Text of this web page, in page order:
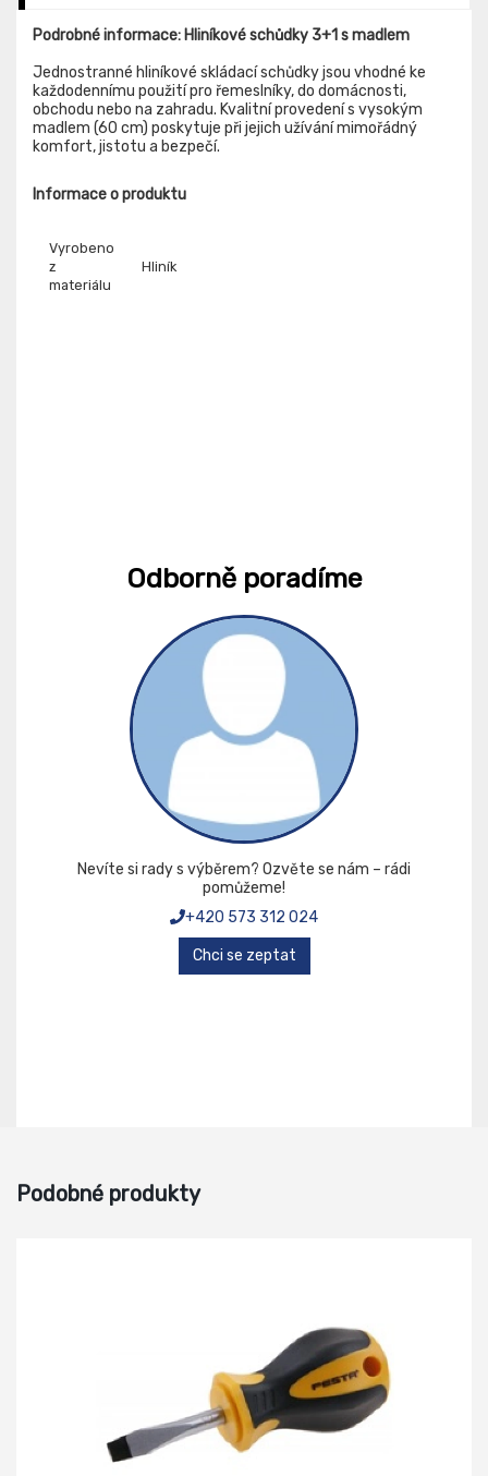
Podrobné informace: Hliníkové schůdky 3+1 s madlem
Jednostranné hliníkové skládací schůdky jsou vhodné ke
každodennímu použití pro řemeslníky, do domácnosti,
obchodu nebo na zahradu. Kvalitní provedení s vysokým
madlem (60 cm) poskytuje při jejich užívání mimořádný
komfort, jistotu a bezpečí.
Informace o produktu
Vyrobeno
z
materiálu
Hliník
Odborně poradíme
Nevíte si rady s výběrem? Ozvěte se nám – rádi
pomůžeme!
+420 573 312 024
Chci se zeptat
Podobné produkty